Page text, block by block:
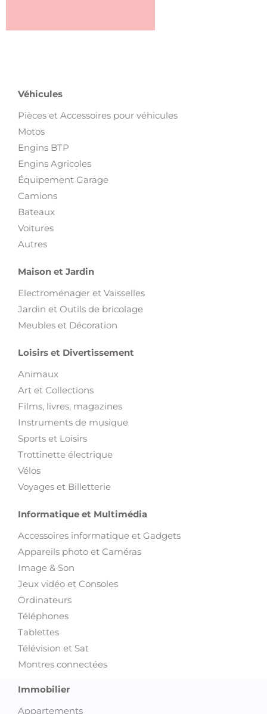
Véhicules
Pièces et Accessoires pour véhicules
Motos
Engins BTP
Engins Agricoles
Équipement Garage
Camions
Bateaux
Voitures
Autres
Maison et Jardin
Electroménager et Vaisselles
Jardin et Outils de bricolage
Meubles et Décoration
Loisirs et Divertissement
Animaux
Art et Collections
Films, livres, magazines
Instruments de musique
Sports et Loisirs
Trottinette électrique
Vélos
Voyages et Billetterie
Informatique et Multimédia
Accessoires informatique et Gadgets
Appareils photo et Caméras
Image & Son
Jeux vidéo et Consoles
Ordinateurs
Téléphones
Tablettes
Télévision et Sat
Montres connectées
Immobilier
Appartements